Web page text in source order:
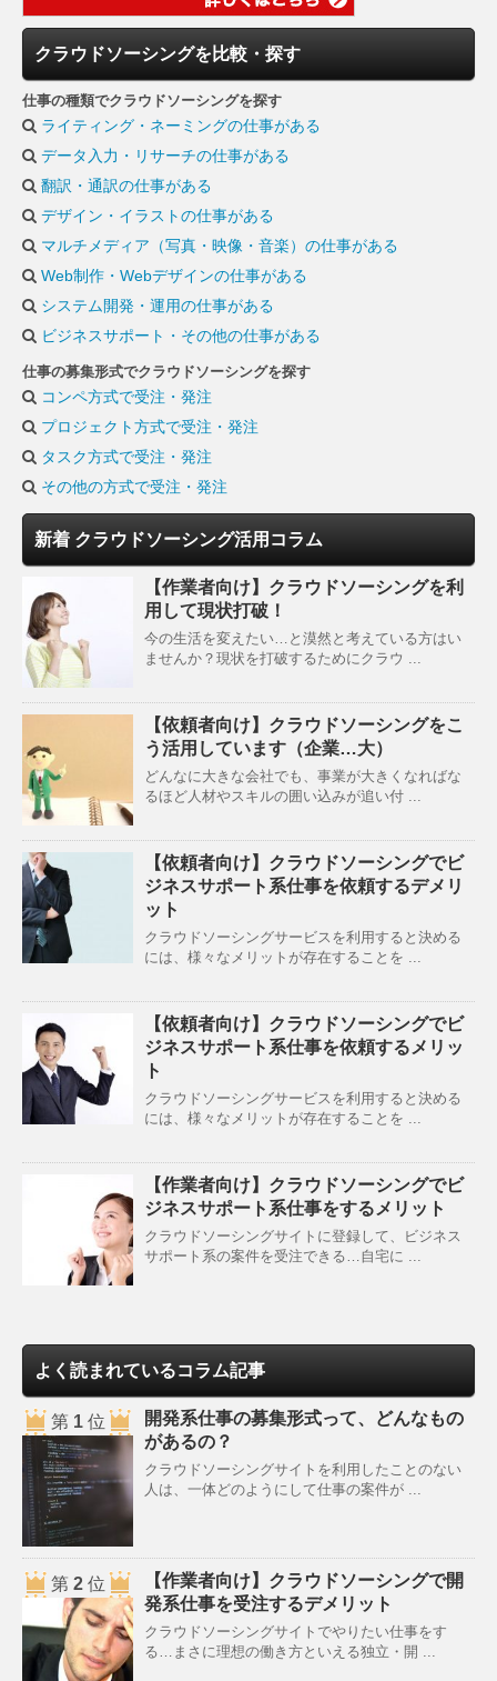
クラウドソーシングを比較・探す
仕事の種類でクラウドソーシングを探す
ライティング・ネーミングの仕事がある
データ入力・リサーチの仕事がある
翻訳・通訳の仕事がある
デザイン・イラストの仕事がある
マルチメディア（写真・映像・音楽）の仕事がある
Web制作・Webデザインの仕事がある
システム開発・運用の仕事がある
ビジネスサポート・その他の仕事がある
仕事の募集形式でクラウドソーシングを探す
コンペ方式で受注・発注
プロジェクト方式で受注・発注
タスク方式で受注・発注
その他の方式で受注・発注
新着 クラウドソーシング活用コラム
【作業者向け】クラウドソーシングを利
用して現状打破！
今の生活を変えたい…と漠然と考えている方はい
ませんか？現状を打破するためにクラウ ...
【依頼者向け】クラウドソーシングをこ
う活用しています（企業…大）
どんなに大きな会社でも、事業が大きくなればな
るほど人材やスキルの囲い込みが追い付 ...
【依頼者向け】クラウドソーシングでビ
ジネスサポート系仕事を依頼するデメリ
ット
クラウドソーシングサービスを利用すると決める
には、様々なメリットが存在することを ...
【依頼者向け】クラウドソーシングでビ
ジネスサポート系仕事を依頼するメリッ
ト
クラウドソーシングサービスを利用すると決める
には、様々なメリットが存在することを ...
【作業者向け】クラウドソーシングでビ
ジネスサポート系仕事をするメリット
クラウドソーシングサイトに登録して、ビジネス
サポート系の案件を受注できる…自宅に ...
よく読まれているコラム記事
第 1位
開発系仕事の募集形式って、どんなもの
があるの？
クラウドソーシングサイトを利用したことのない
人は、一体どのようにして仕事の案件が ...
第 2位
【作業者向け】クラウドソーシングで開
発系仕事を受注するデメリット
クラウドソーシングサイトでやりたい仕事をす
る…まさに理想の働き方といえる独立・開 ...